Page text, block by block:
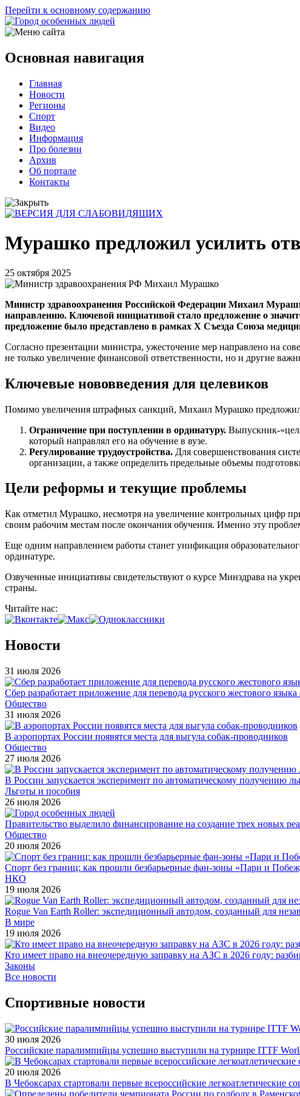
Перейти к основному содержанию
Основная навигация
Главная
Новости
Регионы
Спорт
Видео
Информация
Про болезни
Архив
Об портале
Контакты
Мурашко предложил усилить
25 октября 2025
Министр здравоохранения Российской Федерации Михаил
направлению. Ключевой инициативой стало предложение о
предложение было представлено в рамках Х Съезда Союза
Согласно презентации министра, ужесточение мер направлено на
не только увеличение финансовой ответственности, но и другие
Ключевые нововведения для целевиков
Помимо увеличения штрафных санкций, Михаил Мурашко предложил
Ограничение при поступлении в ординатуру. Выпускник-
который направлял его на обучение в вузе.
Регулирование трудоустройства. Для совершенствования
организации, а также определить предельные объемы
Цели реформы и текущие проблемы
Как отметил Мурашко, несмотря на увеличение контрольных цифр
своим рабочим местам после окончания обучения. Именно эту
Еще одним направлением работы станет унификация
ординатуре.
Озвученные инициативы свидетельствуют о курсе Минздрава на
страны.
Читайте нас:
Новости
31 июля 2026
Сбер разработает приложение для перевода русского жестового
Общество
31 июля 2026
В аэропортах России появятся места для выгула собак-проводников
Общество
27 июля 2026
В России запускается эксперимент по автоматическому получению
Льготы и пособия
26 июля 2026
Правительство выделило финансирование на создание трех новых
Общество
20 июля 2026
Спорт без границ: как прошли безбарьерные фан-зоны «Пари и
НКО
19 июля 2026
Rogue Van Earth Roller: экспедиционный автодом, созданный для
В мире
19 июля 2026
Кто имеет право на внеочередную заправку на АЗС в 2026 году:
Законы
Все новости
Спортивные новости
30 июля 2026
Российские паралимпийцы успешно выступили на турнире ITTF
20 июля 2026
В Чебоксарах стартовали первые всероссийские легкоатлетические